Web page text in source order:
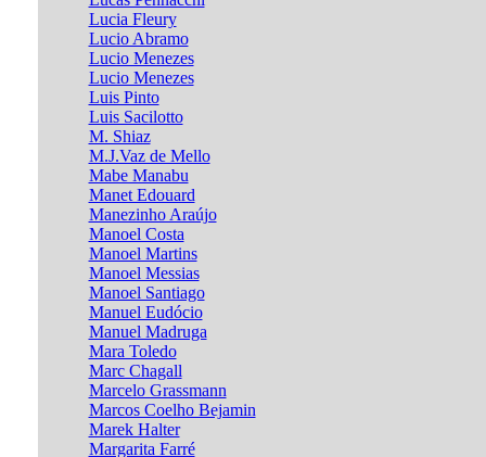
Lucia Fleury
Lucio Abramo
Lucio Menezes
Lucio Menezes
Luis Pinto
Luis Sacilotto
M. Shiaz
M.J.Vaz de Mello
Mabe Manabu
Manet Edouard
Manezinho Araújo
Manoel Costa
Manoel Martins
Manoel Messias
Manoel Santiago
Manuel Eudócio
Manuel Madruga
Mara Toledo
Marc Chagall
Marcelo Grassmann
Marcos Coelho Bejamin
Marek Halter
Margarita Farré